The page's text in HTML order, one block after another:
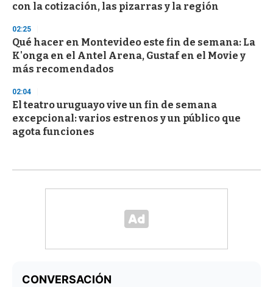
con la cotización, las pizarras y la región
02:25
Qué hacer en Montevideo este fin de semana: La
K'onga en el Antel Arena, Gustaf en el Movie y
más recomendados
02:04
El teatro uruguayo vive un fin de semana
excepcional: varios estrenos y un público que
agota funciones